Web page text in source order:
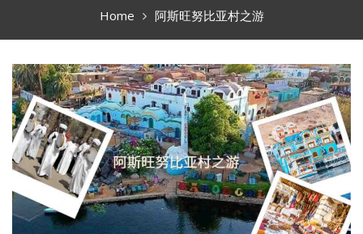
Home 阿斯旺努比亚村之游